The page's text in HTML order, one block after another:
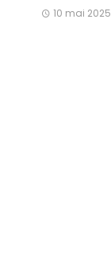
10 mai 2025